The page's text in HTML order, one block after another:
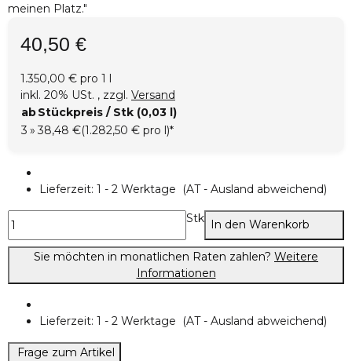
meinen Platz."
40,50 €
1.350,00 € pro 1 l
inkl. 20% USt. , zzgl. Versand
abStückpreis / Stk (0,03 l)
3 » 38,48 €(1.282,50 € pro l)*
Lieferzeit: 1 - 2 Werktage (AT - Ausland abweichend)
Stk In den Warenkorb
Sie möchten in monatlichen Raten zahlen? Weitere
Informationen
Lieferzeit: 1 - 2 Werktage (AT - Ausland abweichend)
Frage zum Artikel